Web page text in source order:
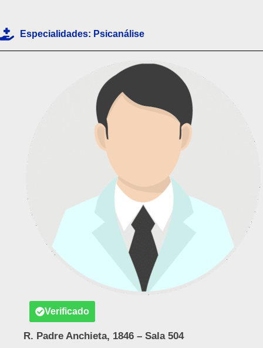
Especialidades: Psicanálise
Verificado
R. Padre Anchieta, 1846 – Sala 504